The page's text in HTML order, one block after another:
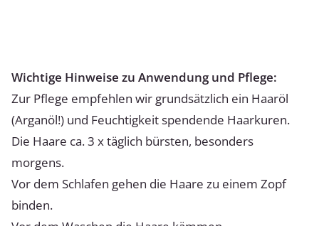
Wichtige Hinweise zu Anwendung und Pflege:
Zur Pflege empfehlen wir grundsätzlich ein Haaröl
(Arganöl!) und Feuchtigkeit spendende Haarkuren.
Die Haare ca. 3 x täglich bürsten, besonders
morgens.
Vor dem Schlafen gehen die Haare zu einem Zopf
binden.